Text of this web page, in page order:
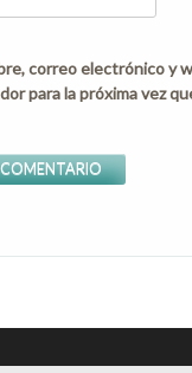
correo electrónico y
para la próxima vez